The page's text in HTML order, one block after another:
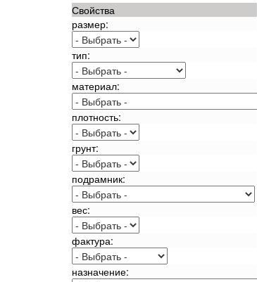
Свойства
размер:
тип:
материал:
плотность:
грунт:
подрамник:
вес:
фактура:
назначение: